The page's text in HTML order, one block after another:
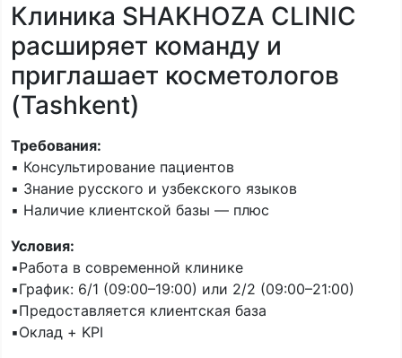
Клиника SHAKHOZA CLINIC
расширяет команду и
приглашает косметологов
(Tashkent)
Требования:
▪️ Консультирование пациентов
▪️ Знание русского и узбекского языков
▪️ Наличие клиентской базы — плюс
Условия:
▪️Работа в современной клинике
▪️График: 6/1 (09:00–19:00) или 2/2 (09:00–21:00)
▪️Предоставляется клиентская база
▪️Оклад + KPI